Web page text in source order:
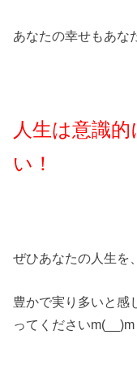
あなたの幸せもあな
人生は意識
い！
ぜひあなたの人生を、
豊かで実り多いと感
ってくださいm(__)m